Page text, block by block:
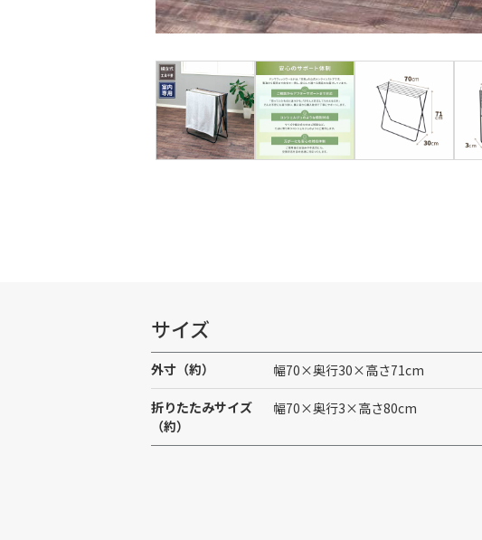
サイズ
外寸（約） 幅70×奥行30×高さ71cm
折りたたみサイズ
（約）
幅70×奥行3×高さ80cm